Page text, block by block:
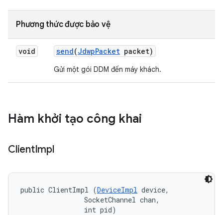
Phương thức được bảo vệ
void send(JdwpPacket packet)
Gửi một gói DDM đến máy khách.
Hàm khởi tạo công khai
ClientImpl
public ClientImpl (DeviceImpl device,
                SocketChannel chan,
                int pid)